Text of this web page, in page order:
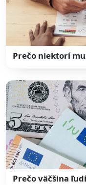
Prečo niektorí
Prečo väčšina